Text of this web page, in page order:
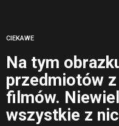
CIEKAWE
Na tym
przedmiotów
filmów.
wszystkie z